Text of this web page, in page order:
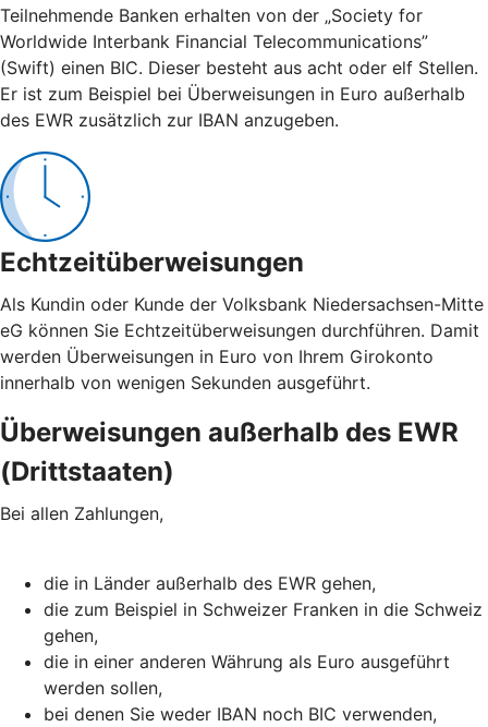
Teilnehmende Banken erhalten von der „Society for
Worldwide Interbank Financial Telecommunications”
(Swift) einen BIC. Dieser besteht aus acht oder elf Stellen.
Er ist zum Beispiel bei Überweisungen in Euro außerhalb
des EWR zusätzlich zur IBAN anzugeben.
Echtzeitüberweisungen
Als Kundin oder Kunde der Volksbank Niedersachsen-Mitte
eG können Sie Echtzeitüberweisungen durchführen. Damit
werden Überweisungen in Euro von Ihrem Girokonto
innerhalb von wenigen Sekunden ausgeführt.
Überweisungen außerhalb des EWR
(Drittstaaten)
Bei allen Zahlungen,
die in Länder außerhalb des EWR gehen,
die zum Beispiel in Schweizer Franken in die Schweiz
gehen,
die in einer anderen Währung als Euro ausgeführt
werden sollen,
bei denen Sie weder IBAN noch BIC verwenden,